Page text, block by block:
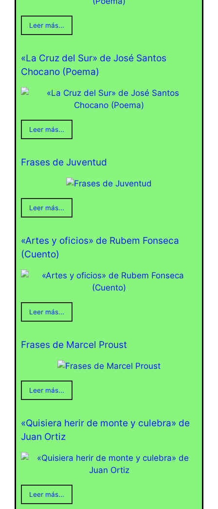
Leer más...
«La Cruz del Sur» de José Santos
Chocano (Poema)
Leer más...
Frases de Juventud
Leer más...
«Artes y oficios» de Rubem Fonseca
(Cuento)
Leer más...
Frases de Marcel Proust
Leer más...
«Quisiera herir de monte y culebra» de
Juan Ortiz
Leer más...